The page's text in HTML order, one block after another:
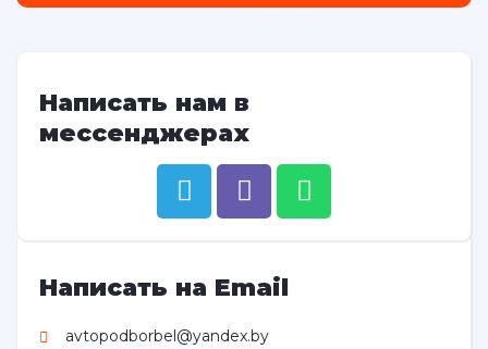
Написать нам в
мессенджерах
Написать на Email
avtopodborbel@yandex.by